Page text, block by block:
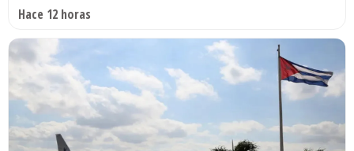
Hace 12 horas